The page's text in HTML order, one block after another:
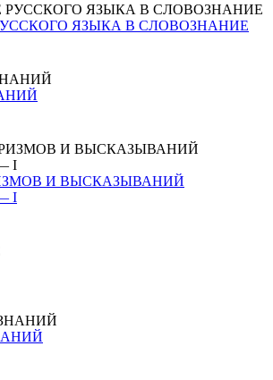
ЯЗЫКА В СЛОВОЗНАНИЕ
И ВЫСКАЗЫВАНИЙ
I